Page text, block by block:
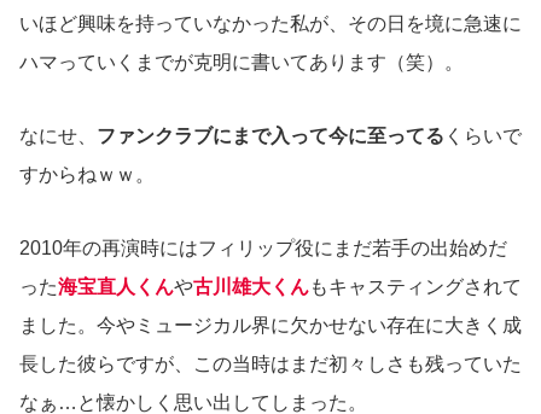
いほど興味を持っていなかった私が、その日を境に急速に
ハマっていくまでが克明に書いてあります（笑）。
なにせ、 ファンクラブにまで入って今に至ってる くらいで
すからねｗｗ。
2010年の再演時にはフィリップ役にまだ若手の出始めだ
った海宝直人くんや古川雄大くんもキャスティングされて
ました。今やミュージカル界に欠かせない存在に大きく成
長した彼らですが、この当時はまだ初々しさも残っていた
なぁ…と懐かしく思い出してしまった。